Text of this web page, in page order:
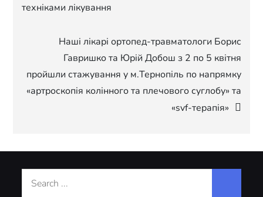
записів
техніками лікування
Наші лікарі ортопед-травматологи Борис
Гавришко та Юрій Добош з 2 по 5 квітня
пройшли стажування у м.Тернопіль по напрямку
«артроскопія колінного та плечового суглобу» та
«svf-терапія»
Search